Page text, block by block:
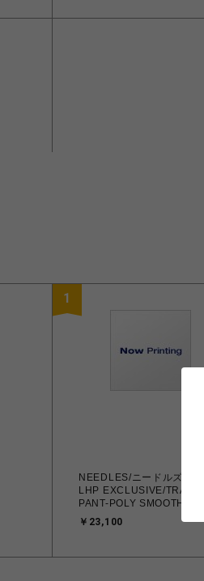
1
NEEDLES/ニードルズ/
LHP EXCLUSIVE/TRACK
PANT-POLY SMOOTH
￥23,100